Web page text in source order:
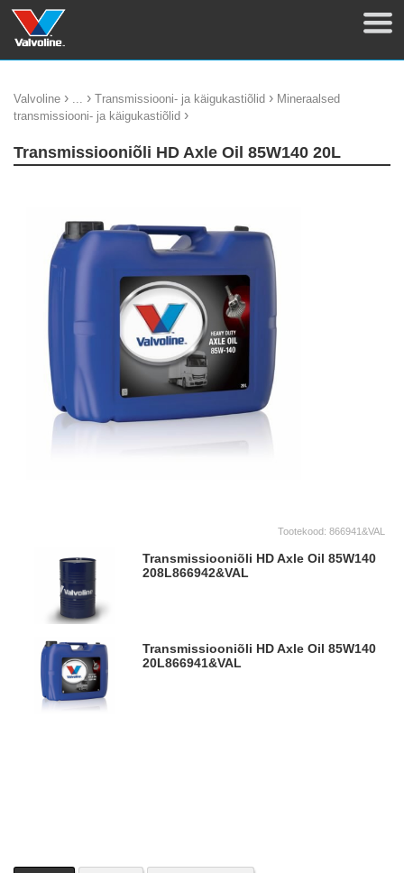
Valvoline › ... › Transmissiooni- ja käigukastiõlid › Mineraalsed
transmissiooni- ja käigukastiõlid ›
Transmissiooniõli HD Axle Oil 85W140 20L
Tootekood: 866941&VAL
Transmissiooniõli HD Axle Oil 85W140
208L866942&VAL
Transmissiooniõli HD Axle Oil 85W140
20L866941&VAL